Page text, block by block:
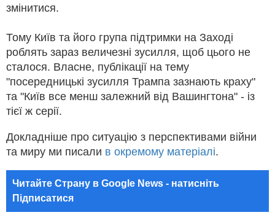
змінитися.
Тому Київ та його група підтримки на Заході
роблять зараз величезні зусилля, щоб цього не
сталося. Власне, публікації на тему
"посередницькі зусилля Трампа зазнають краху"
та "Київ все менш залежний від Вашингтона" - із
тієї ж серії.
Докладніше про ситуацію з перспективами війни
та миру ми писали в окремому матеріалі.
Читайте Страну в Google News - натисніть
Підписатися